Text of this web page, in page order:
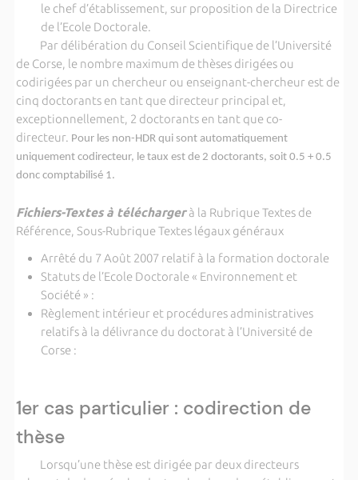
le chef d’établissement, sur proposition de la Directrice
de l’Ecole Doctorale.
Par délibération du Conseil Scientifique de l’Université
de Corse, le nombre maximum de thèses dirigées ou
codirigées par un chercheur ou enseignant-chercheur est de
cinq doctorants en tant que directeur principal et,
exceptionnellement, 2 doctorants en tant que co-
directeur. Pour les non-HDR qui sont automatiquement
uniquement codirecteur, le taux est de 2 doctorants, soit 0.5 + 0.5
donc comptabilisé 1.
Fichiers-Textes à téléchargerà la Rubrique Textes de
Référence, Sous-Rubrique Textes légaux généraux
Arrêté du 7 Août 2007 relatif à la formation doctorale
Statuts de l’Ecole Doctorale « Environnement et
Société » :
Règlement intérieur et procédures administratives
relatifs à la délivrance du doctorat à l’Université de
Corse :
1er cas particulier : codirection de
thèse
Lorsqu’une thèse est dirigée par deux directeurs